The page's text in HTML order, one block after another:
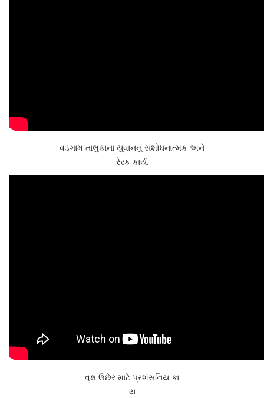
વડગામ તાલુકાના યુવાનનું સંશોધનાત્મક અને
રેરક કાર્ય.
વૃક્ષ ઉછેર માટે પ્રશંસનિય કા
ય